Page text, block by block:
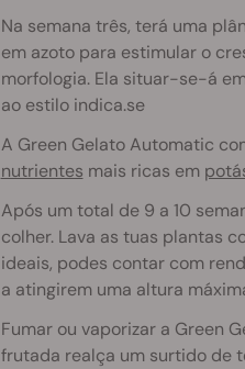
Na semana três, terá uma
em azoto para estimular o
morfologia. Ela situar-se-á
ao estilo indica.se
A Green Gelato Automatic
nutrientes mais ricas em
Após um total de 9 a 10
colher. Lava as tuas plantas
ideais, podes contar com
a atingirem uma altura
Fumar ou vaporizar a Green
frutada realça um surtido de